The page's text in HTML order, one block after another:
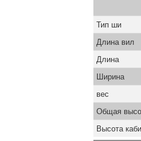
Тип ши
Длина вил
Длина
Ширина
вес
Общая
Высота